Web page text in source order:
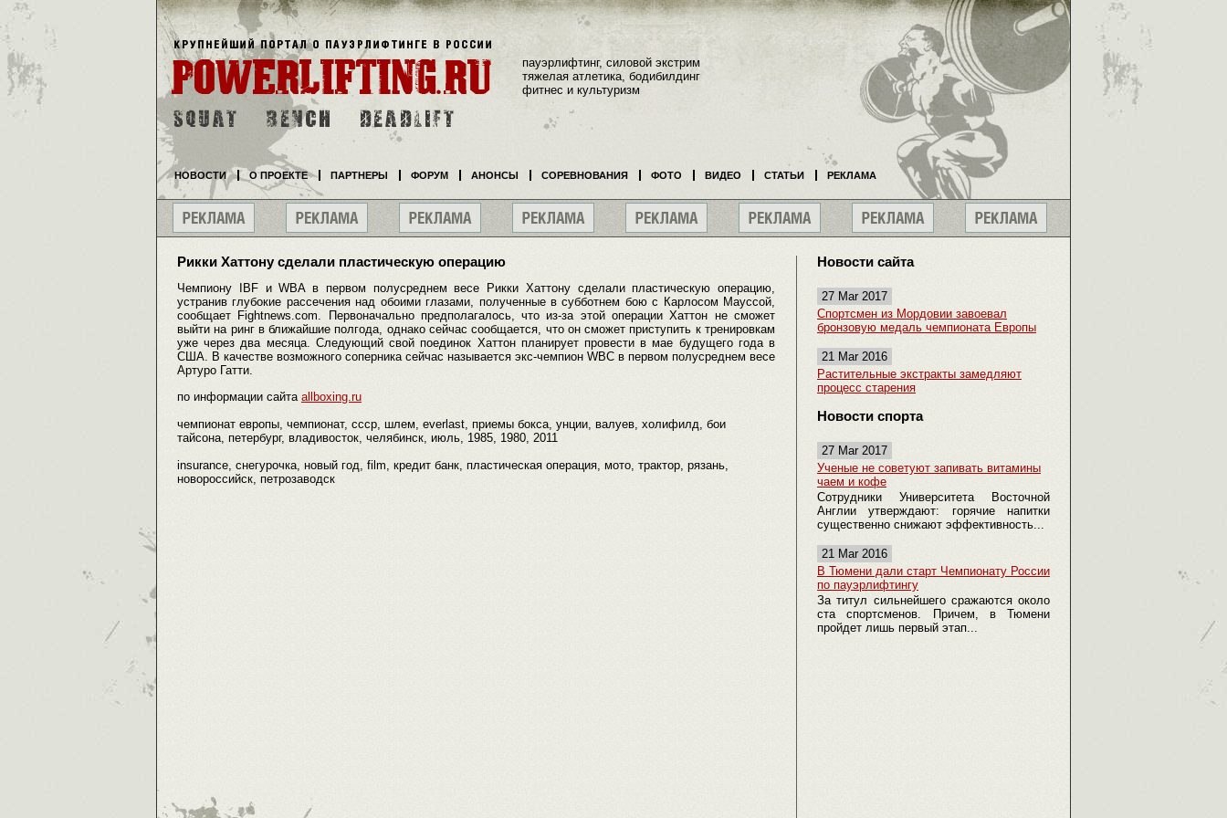
Рикки Хаттону сделали пластическую операцию
Чемпиону IBF и WBA в первом полусреднем весе Рикки Хаттону сделали пластическую операцию,
устранив глубокие рассечения над обоими глазами, полученные в субботнем бою с Карлосом Мауссой,
сообщает Fightnews.com. Первоначально предполагалось, что из-за этой операции Хаттон не сможет
выйти на ринг в ближайшие полгода, однако сейчас сообщается, что он сможет приступить к тренировкам
уже через два месяца. Следующий свой поединок Хаттон планирует провести в мае будущего года в
США. В качестве возможного соперника сейчас называется экс-чемпион WBC в первом полусреднем весе
Артуро Гатти.
по информации сайта allboxing.ru
чемпионат европы, чемпионат, ссср, шлем, everlast, приемы бокса, унции, валуев, холифилд, бои
тайсона, петербург, владивосток, челябинск, июль, 1985, 1980, 2011
insurance, снегурочка, новый год, film, кредит банк, пластическая операция, мото, трактор, рязань,
новороссийск, петрозаводск
Новости сайта
27 Mar 2017
Спортсмен из Мордовии завоевал
бронзовую медаль чемпионата Европы
21 Mar 2016
Растительные экстракты замедляют
процесс старения
Новости спорта
27 Mar 2017
Ученые не советуют запивать витамины
чаем и кофе
Сотрудники Университета Восточной
Англии утверждают: горячие напитки
существенно снижают эффективность...
21 Mar 2016
В Тюмени дали старт Чемпионату России
по пауэрлифтингу
За титул сильнейшего сражаются около
ста спортсменов. Причем, в Тюмени
пройдет лишь первый этап...
пауэрлифтинг, силовой экстрим
тяжелая атлетика, бодибилдинг
фитнес и культуризм
НОВОСТИ О ПРОЕКТЕ ПАРТНЕРЫ ФОРУМ АНОНСЫ СОРЕВНОВАНИЯ ФОТО ВИДЕО СТАТЬИ РЕКЛАМА